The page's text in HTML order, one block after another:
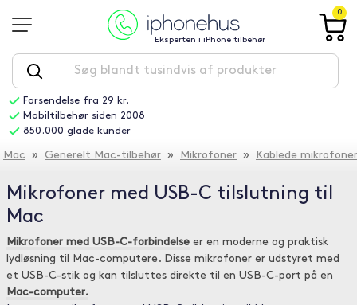
Eksperten i iPhone tilbehør
0
Forsendelse fra 29 kr.
Mobiltilbehør siden 2008
850.000 glade kunder
Mac » Generelt Mac-tilbehør » Mikrofoner » Kablede mikrofoner
Mikrofoner med USB-C tilslutning til
Mac
Mikrofoner med USB-C-forbindelse er en moderne og praktisk
lydløsning til Mac-computere. Disse mikrofoner er udstyret med
et USB-C-stik og kan tilsluttes direkte til en USB-C-port på en
Mac-computer.